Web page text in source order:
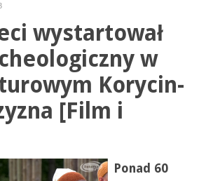
wystartował
w
Korycin-
[Film i
Ponad 60